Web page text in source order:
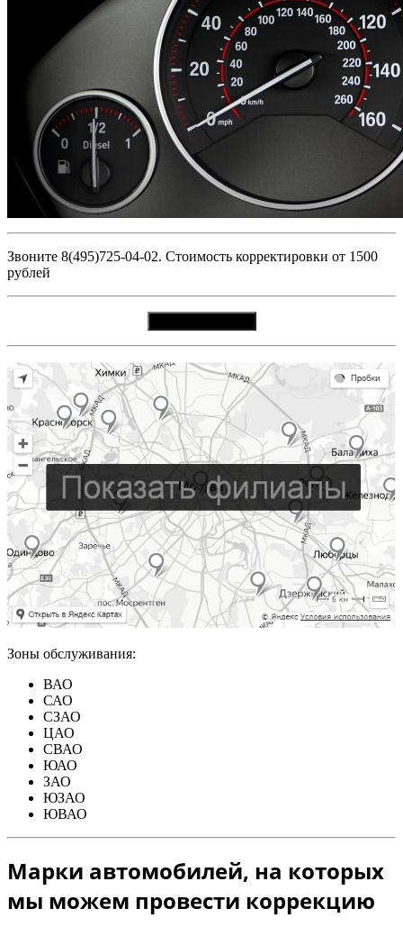
Звоните 8(495)725-04-02. Стоимость корректировки от 1500
рублей
Зоны обслуживания:
ВАО
САО
СЗАО
ЦАО
СВАО
ЮАО
ЗАО
ЮЗАО
ЮВАО
Марки автомобилей, на которых
мы можем провести коррекцию